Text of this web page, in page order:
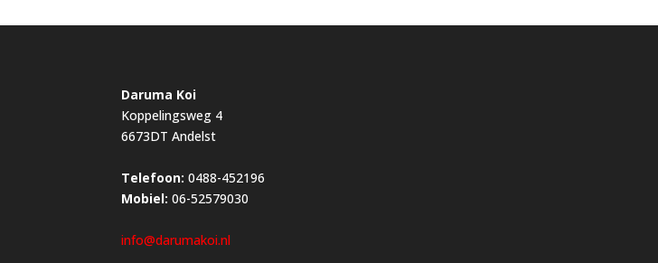
Daruma Koi
Koppelingsweg 4
6673DT Andelst
Telefoon: 0488-452196
Mobiel: 06-52579030
info@darumakoi.nl